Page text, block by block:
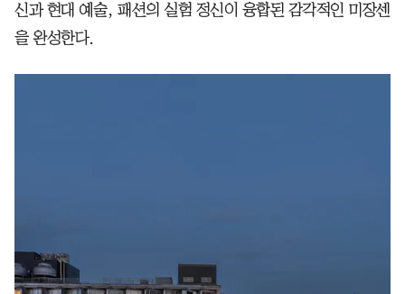
신과 현대 예술, 패션의 실험 정신이 융합된 감각적인 미장센
을 완성한다.